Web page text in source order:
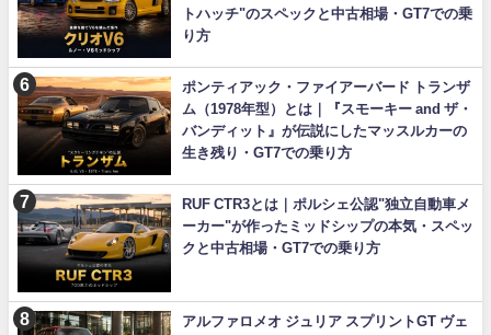
トハッチ"のスペックと中古相場・GT7での乗
り方
ポンティアック・ファイアーバード トランザ
ム（1978年型）とは｜『スモーキー and ザ・
バンディット』が伝説にしたマッスルカーの
生き残り・GT7での乗り方
RUF CTR3とは｜ポルシェ公認"独立自動車メ
ーカー"が作ったミッドシップの本気・スペッ
クと中古相場・GT7での乗り方
アルファロメオ ジュリア スプリントGT ヴェ